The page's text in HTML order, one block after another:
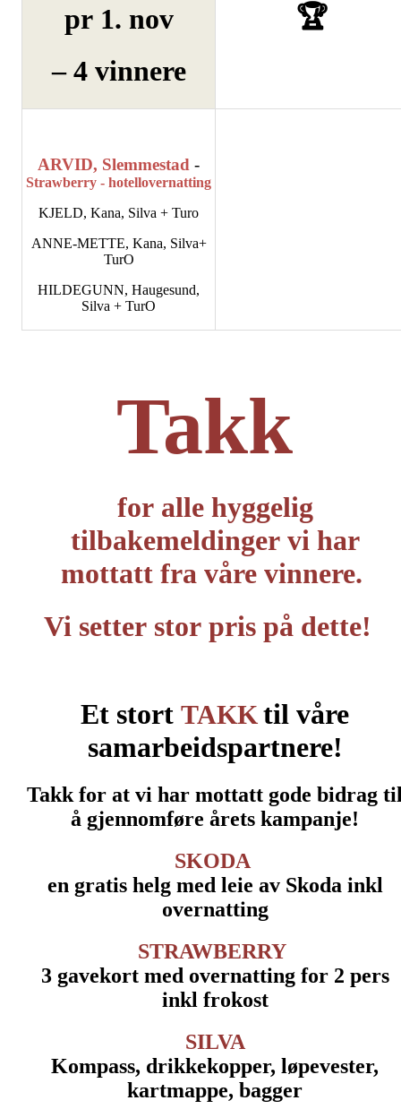
pr 1. nov
– 4 vinnere
🏆
ARVID, Slemmestad -
Strawberry - hotellovernatting
KJELD, Kana, Silva + Turo
ANNE-METTE, Kana, Silva+
TurO
HILDEGUNN, Haugesund,
Silva + TurO
Takk
for alle hyggelig
tilbakemeldinger vi har
mottatt fra våre vinnere.
Vi setter stor pris på dette!
Et stort TAKKtil våre
samarbeidspartnere!
Takk for at vi har mottatt gode bidrag
å gjennomføre årets kampanje!
SKODA
en gratis helg med leie av Skoda inkl
overnatting
STRAWBERRY
3 gavekort med overnatting for 2 pers
inkl frokost
SILVA
Kompass, drikkekopper, løpevester,
kartmappe, bagger